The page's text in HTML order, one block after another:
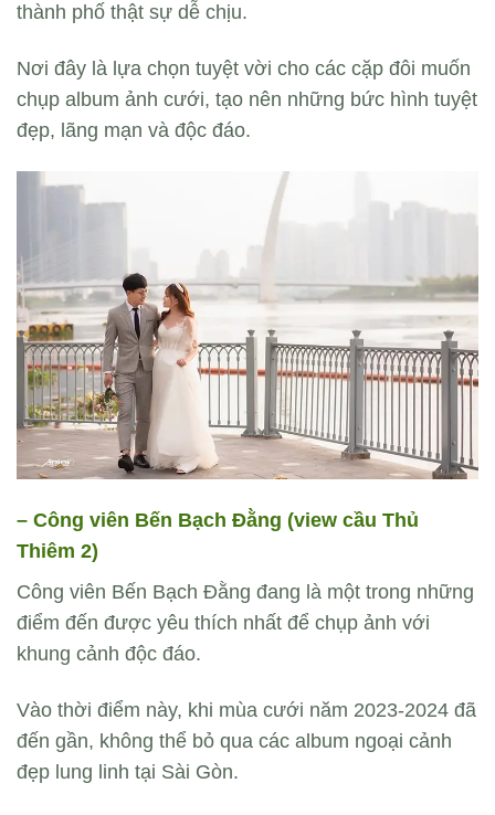
thành phố thật sự dễ chịu.
Nơi đây là lựa chọn tuyệt vời cho các cặp đôi muốn
chụp album ảnh cưới, tạo nên những bức hình tuyệt
đẹp, lãng mạn và độc đáo.
– Công viên Bến Bạch Đằng (view cầu Thủ
Thiêm 2)
Công viên Bến Bạch Đằng đang là một trong những
điểm đến được yêu thích nhất để chụp ảnh với
khung cảnh độc đáo.
Vào thời điểm này, khi mùa cưới năm 2023-2024 đã
đến gần, không thể bỏ qua các album ngoại cảnh
đẹp lung linh tại Sài Gòn.